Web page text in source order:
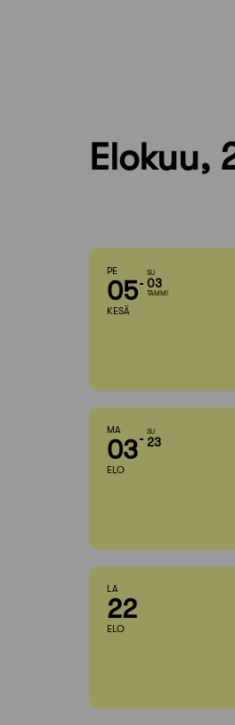
Elokuu,
PE
05
KESÄ
SU
03
TAMMI
MA
03
ELO
SU
23
LA
22
ELO